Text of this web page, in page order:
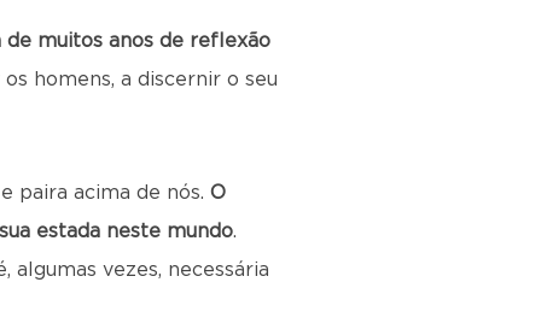
de muitos anos de reflexão
homens, a discernir o seu
paira acima de nós. O
estada neste mundo.
algumas vezes, necessária